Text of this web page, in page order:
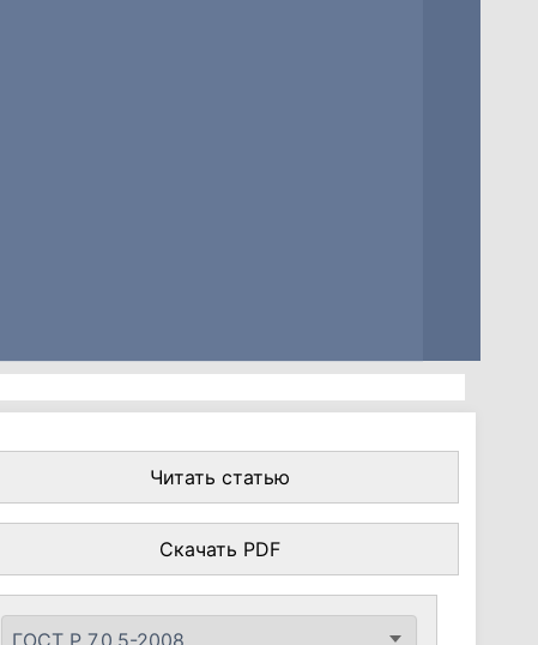
Читать статью
Скачать PDF